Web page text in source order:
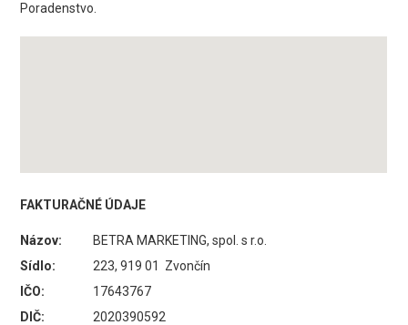
Poradenstvo.
FAKTURAČNÉ ÚDAJE
Názov:
BETRA MARKETING, spol. s r.o.
Sídlo:
223, 919 01 Zvončín
IČO:
17643767
DIČ:
2020390592